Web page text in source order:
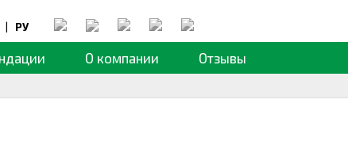
| РУ
О компании Отзывы